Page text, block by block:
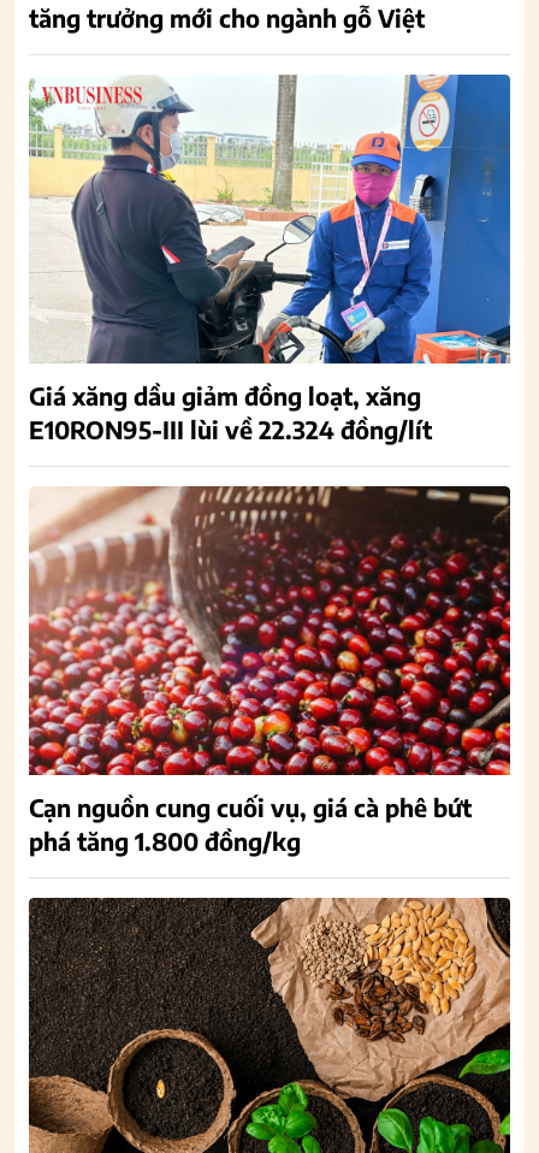
tăng trưởng mới cho ngành gỗ Việt
Giá xăng dầu giảm đồng loạt, xăng
E10RON95-III lùi về 22.324 đồng/lít
Cạn nguồn cung cuối vụ, giá cà phê bứt
phá tăng 1.800 đồng/kg